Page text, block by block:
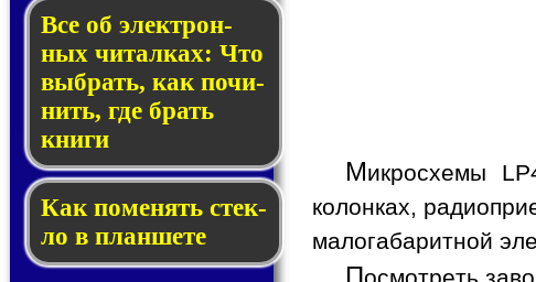
Все об элек­трон­
ных чи­тал­ках: Что
выб­рать, как по­чи­
нить, где брать
кни­ги
Как по­ме­нять стек­
ло в планшете
Микросхемы
колонках,
малогабаритной